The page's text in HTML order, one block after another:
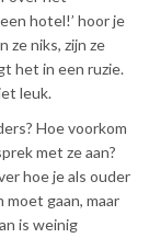
hotel!’ hoor je
ze niks, zijn ze
het in een ruzie.
leuk.
Hoe voorkom
met ze aan?
hoe je als ouder
moet gaan, maar
is weinig